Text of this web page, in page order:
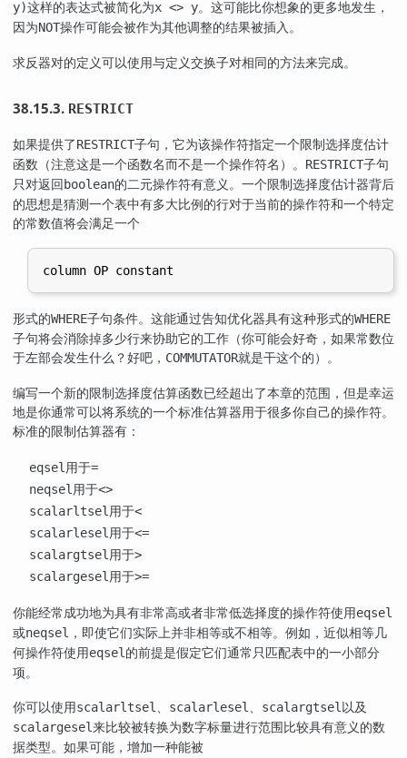
y)这样的表达式被简化为x <> y。这可能比你想象的更多地发生，
因为NOT操作可能会被作为其他调整的结果被插入。
求反器对的定义可以使用与定义交换子对相同的方法来完成。
38.15.3. RESTRICT
如果提供了RESTRICT子句，它为该操作符指定一个限制选择度估计
函数（注意这是一个函数名而不是一个操作符名）。
RESTRICT子句
只对返回boolean的二元操作符有意义。一个限制选择度估计器背后
的思想是猜测一个表中有多大比例的行对于当前的操作符和一个特定
的常数值将会满足一个
形式的WHERE子句条件。这能通过告知优化器具有这种形式的WHERE
子句将会消除掉多少行来协助它的工作（你可能会好奇，如果常数位
于左部会发生什么？好吧， COMMUTATOR就是干这个的）。
编写一个新的限制选择度估算函数已经超出了本章的范围，但是幸运
地是你通常可以将系统的一个标准估算器用于很多你自己的操作符。
标准的限制估算器有：
eqsel 用于=
neqsel 用于<>
scalarltsel 用于<
scalarlesel 用于<=
scalargtsel 用于>
scalargesel 用于>=
你能经常成功地为具有非常高或者非常低选择度的操作符使用eqsel
或neqsel ，即使它们实际上并非相等或不相等。例如，近似相等几
何操作符使用eqsel的前提是假定它们通常只匹配表中的一小部分
项。
你可以使用scalarltsel 、 scalarlesel 、 scalargtsel 以及
scalargesel来比较被转换为数字标量进行范围比较具有意义的数
据类型。如果可能，增加一种能被